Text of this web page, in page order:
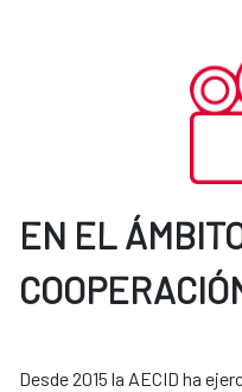
EN EL
Desde 2015 la AECID ha